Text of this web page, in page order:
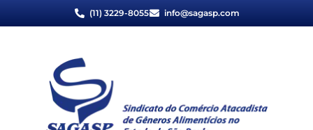
(11) 3229-8055 info@sagasp.com